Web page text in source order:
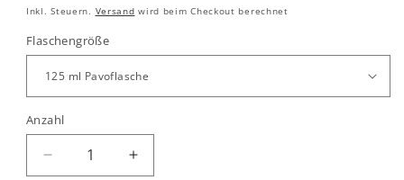
Inkl. Steuern. Versand wird beim Checkout berechnet
Flaschengröße
Anzahl
Verringere
Erhöhe